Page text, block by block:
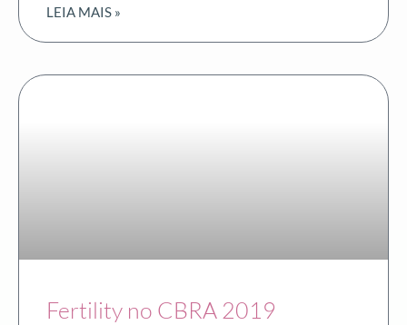
LEIA MAIS »
Fertility no CBRA 2019